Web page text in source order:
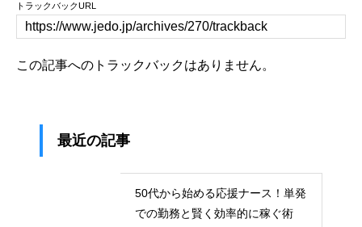
トラックバックURL
この記事へのトラックバックはありません。
最近の記事
50代から始める応援ナース！単発
での勤務と賢く効率的に稼ぐ術